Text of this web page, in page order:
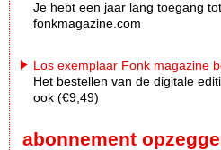
Je hebt een jaar lang toegang
fonkmagazine.com
Los exemplaar Fonk magazine
Het bestellen van de digitale
ook (€9,49)
abonnement